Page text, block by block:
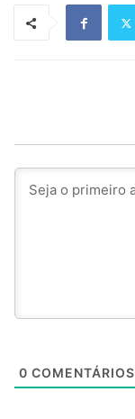
0 COMENTÁRIOS